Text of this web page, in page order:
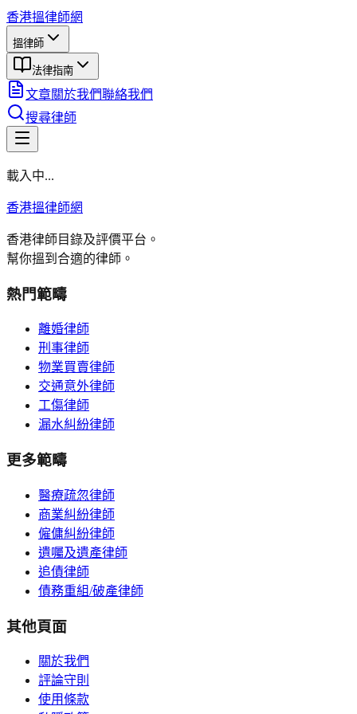
香港搵律師網
搵律師
法律指南
文章關於我們聯絡我們
搜尋律師
載入中...
香港搵律師網
香港律師目錄及評價平台。
幫你搵到合適的律師。
熱門範疇
離婚律師
刑事律師
物業買賣律師
交通意外律師
工傷律師
漏水糾紛律師
更多範疇
醫療疏忽律師
商業糾紛律師
僱傭糾紛律師
遺囑及遺產律師
追債律師
債務重組/破產律師
其他頁面
關於我們
評論守則
使用條款